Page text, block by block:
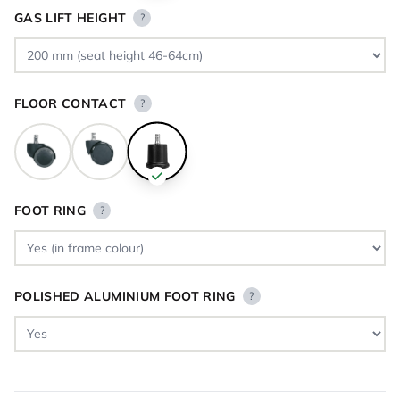
GAS LIFT HEIGHT ?
FLOOR CONTACT ?
FOOT RING ?
POLISHED ALUMINIUM FOOT RING ?